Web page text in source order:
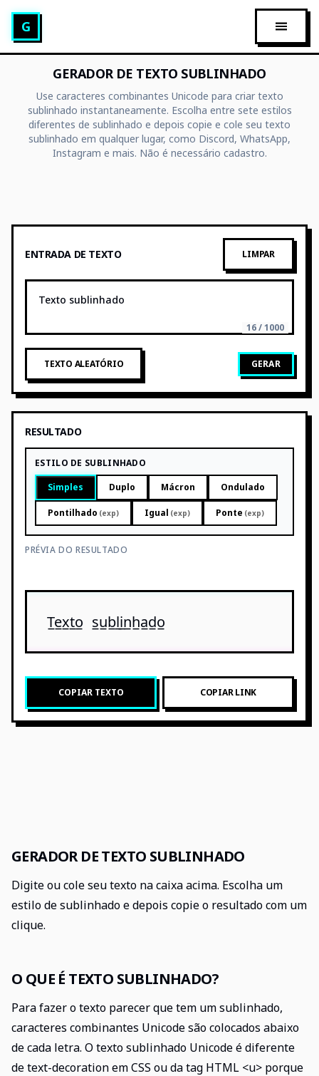
Gerador de Texto Glitch
G ABRIR
GERADOR DE TEXTO SUBLINHADO
Use caracteres combinantes Unicode para criar texto
sublinhado instantaneamente. Escolha entre sete estilos
diferentes de sublinhado e depois copie e cole seu texto
sublinhado em qualquer lugar, como Discord, WhatsApp,
Instagram e mais. Não é necessário cadastro.
ENTRADA DE TEXTO LIMPAR
16 / 1000
TEXTO ALEATÓRIO GERAR
RESULTADO
ESTILO DE SUBLINHADO
Simples
Duplo Mácron Ondulado
Pontilhado (exp) Igual (exp) Ponte (exp)
PRÉVIA DO RESULTADO
T̲e̲x̲t̲o̲ s̲u̲b̲l̲i̲n̲h̲a̲d̲o̲
COPIAR TEXTO COPIAR LINK
GERADOR DE TEXTO SUBLINHADO
Digite ou cole seu texto na caixa acima. Escolha um
estilo de sublinhado e depois copie o resultado com um
clique.
O QUE É TEXTO SUBLINHADO?
Para fazer o texto parecer que tem um sublinhado,
caracteres combinantes Unicode são colocados abaixo
de cada letra. O texto sublinhado Unicode é diferente
de text-decoration em CSS ou da tag HTML <u> porque